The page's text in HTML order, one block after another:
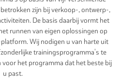
zijn bij verkoop-, ontwerp-,
De basis daarbij vormt het
runnen van eigen oplossingen op
Wij nodigen u van harte uit
trainingsprogramma's te
voor het programma dat het beste bij
u past.